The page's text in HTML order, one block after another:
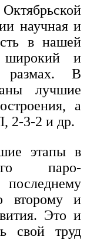
научная и
в нашей
широкий и
размах. В
лучшие
а
2-3-2 и др.
этапы в
паро-
последнему
второму и
Это и
свой труд